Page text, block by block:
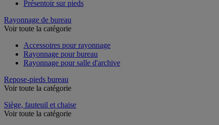
Présentoir sur pieds
Rayonnage de bureau
Voir toute la catégorie
Accessoires pour rayonnage
Rayonnage pour bureau
Rayonnage pour salle d'archive
Repose-pieds bureau
Voir toute la catégorie
Siège, fauteuil et chaise
Voir toute la catégorie